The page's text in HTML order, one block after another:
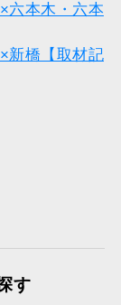
六本木・六本
新橋【取材記
す